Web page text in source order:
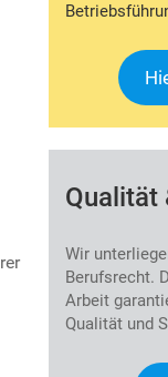
Qualität
Wir
Berufsrecht.
Arbeit
Qualität und